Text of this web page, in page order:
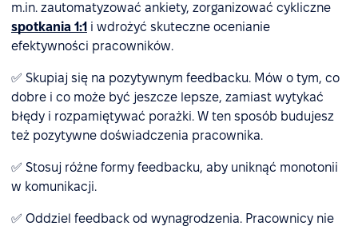
m.in. zautomatyzować ankiety, zorganizować cykliczne
spotkania 1:1 i wdrożyć skuteczne ocenianie
efektywności pracowników.
✅ Skupiaj się na pozytywnym feedbacku. Mów o tym, co
dobre i co może być jeszcze lepsze, zamiast wytykać
błędy i rozpamiętywać porażki. W ten sposób budujesz
też pozytywne doświadczenia pracownika.
✅ Stosuj różne formy feedbacku, aby uniknąć monotonii
w komunikacji.
✅ Oddziel feedback od wynagrodzenia. Pracownicy nie